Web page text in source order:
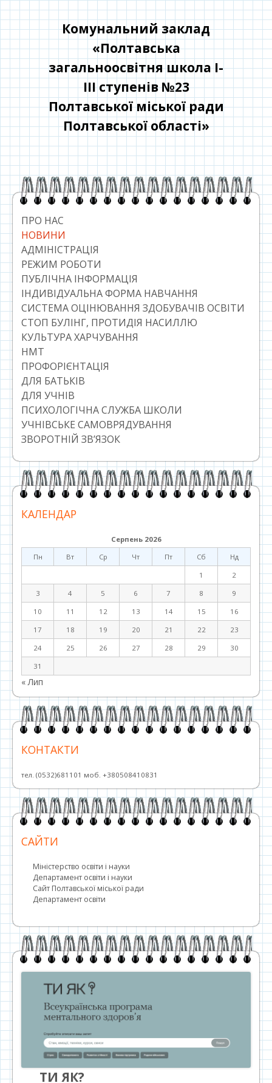
до
контенту
Комунальний заклад
«Полтавська
загальноосвітня школа І-
ІІІ ступенів №23
Полтавської міської ради
Полтавської області»
Головний
сайдбар
ПРО НАС
НОВИНИ
АДМІНІСТРАЦІЯ
РЕЖИМ РОБОТИ
ПУБЛІЧНА ІНФОРМАЦІЯ
ІНДИВІДУАЛЬНА ФОРМА НАВЧАННЯ
СИСТЕМА ОЦІНЮВАННЯ ЗДОБУВАЧІВ ОСВІТИ
СТОП БУЛІНГ, ПРОТИДІЯ НАСИЛЛЮ
КУЛЬТУРА ХАРЧУВАННЯ
НМТ
ПРОФОРІЄНТАЦІЯ
ДЛЯ БАТЬКІВ
ДЛЯ УЧНІВ
ПСИХОЛОГІЧНА СЛУЖБА ШКОЛИ
УЧНІВСЬКЕ САМОВРЯДУВАННЯ
ЗВОРОТНІЙ ЗВ’ЯЗОК
КАЛЕНДАР
Серпень 2026
Пн
Вт Ср Чт Пт Сб
Нд
1
2
3
4 5 6 7 8
9
10
11 12 13 14 15
16
17
18 19 20 21 22
23
24
25 26 27 28 29
30
31
« Лип
КОНТАКТИ
тел. (0532)681101 моб. +380508410831
САЙТИ
Міністерство освіти і науки
Департамент освіти і науки
Сайт Полтавської міської ради
Департамент освіти
ТИ ЯК?